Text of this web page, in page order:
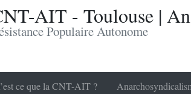
AIT - Toulouse |
Populaire Autonome
ce que la CNT-AIT ?